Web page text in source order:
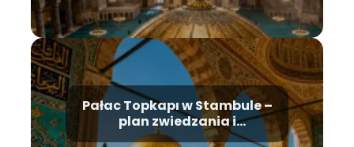
Pałac Topkapı w Stambule –
plan zwiedzania i
najważniejsze atrakcje